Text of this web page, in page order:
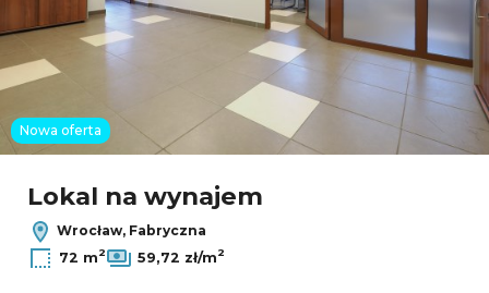
Nowa oferta
Lokal na wynajem
Wrocław, Fabryczna
72 m2 59,72 zł/m2